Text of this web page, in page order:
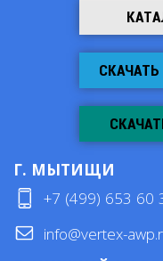
СКАЧАТЬ
Г. МЫТИЩИ
+7 (499) 653 60
info@vertex-